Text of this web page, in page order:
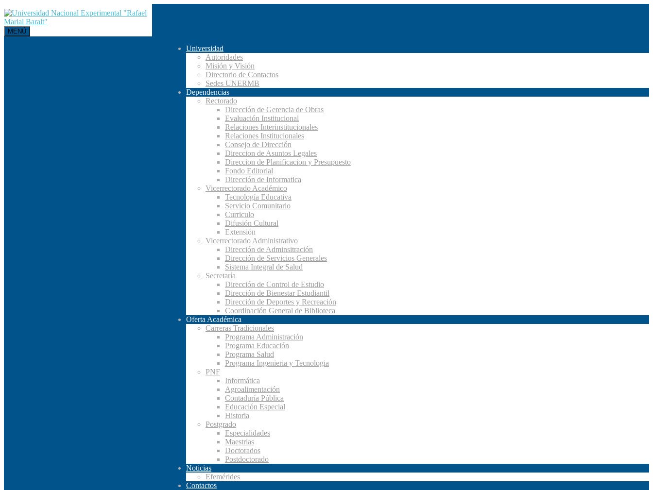
MENÚ
Universidad
Autoridades
Misión y Visión
Directorio de Contactos
Sedes UNERMB
Dependencias
Rectorado
Dirección de Gerencia de Obras
Evaluación Institucional
Relaciones Interinstitucionales
Relaciones Institucionales
Consejo de Dirección
Direccion de Asuntos Legales
Direccion de Planificacion y Presupuesto
Fondo Editorial
Dirección de Informatica
Vicerrectorado Académico
Tecnología Educativa
Servicio Comunitario
Curriculo
Difusión Cultural
Extensión
Vicerrectorado Administrativo
Dirección de Adminsitración
Dirección de Servicios Generales
Sistema Integral de Salud
Secretaría
Dirección de Control de Estudio
Dirección de Bienestar Estudiantil
Dirección de Deportes y Recreación
Coordinación General de Biblioteca
Oferta Académica
Carreras Tradicionales
Programa Administración
Programa Educación
Programa Salud
Programa Ingenieria y Tecnologia
PNF
Informática
Agroalimentación
Contaduría Pública
Educación Especial
Historia
Postgrado
Especialidades
Maestrias
Doctorados
Postdoctorado
Noticias
Efemérides
Contactos